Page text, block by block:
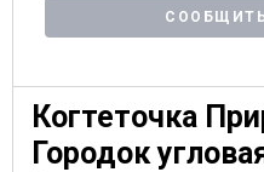
Когтеточка
Городок